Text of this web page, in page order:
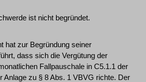
ist nicht begründet.
hat zur Begründung seiner
dass sich die Vergütung der
Fallpauschale in C5.1.1 der
Anlage zu § 8 Abs. 1 VBVG richte. Der